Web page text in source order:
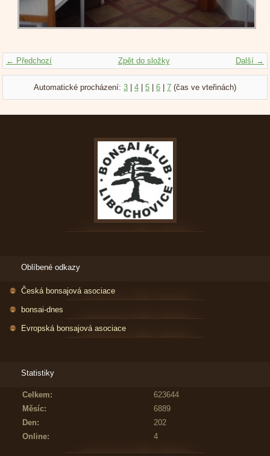
← Předchozí Další →
Zpět do složky
Automatické procházení: 3 | 4 | 5 | 6 | 7 (čas ve vteřinách)
Oblíbené odkazy
Česká bonsajová asociace
bonsai-dnes
Evropská bonsajová asociace
Statistiky
Online: 4
Celkem:
623644
Měsíc:
6889
Den:
202